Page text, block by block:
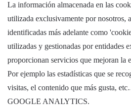
La información almacenada en las
utilizada exclusivamente por nosotros,
identificadas más adelante como
utilizadas y gestionadas por entidades
proporcionan servicios que mejoran la
Por ejemplo las estadísticas que se
visitas, el contenido que más gusta,
GOOGLE ANALYTICS.